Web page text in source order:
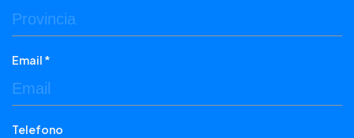
Email *
Telefono